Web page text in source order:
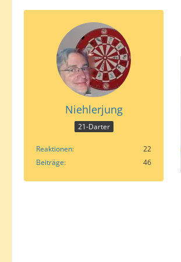
Niehlerjung
21-Darter
Reaktionen
22
Beiträge
46